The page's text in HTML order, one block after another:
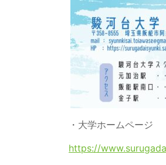
・大学ホームページ
https://